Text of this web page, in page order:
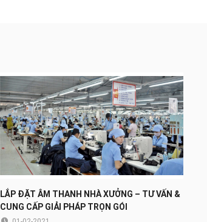
LẮP ĐẶT ÂM THANH NHÀ XƯỞNG – TƯ VẤN &
CUNG CẤP GIẢI PHÁP TRỌN GÓI